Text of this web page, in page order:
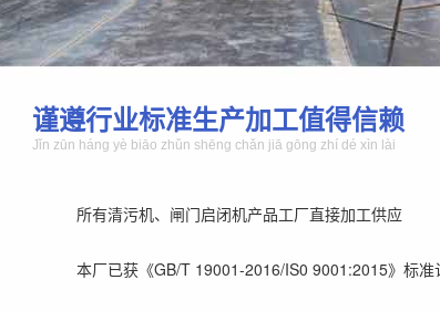
谨遵行业标准生产加工值得信赖
Jǐn zūn háng yè biāo zhǔn shēng chǎn jiā gōng zhí dé xìn lài
所有清污机、闸门启闭机产品工厂直接加工供应
本厂已获《GB/T 19001-2016/IS0 9001:2015》标准